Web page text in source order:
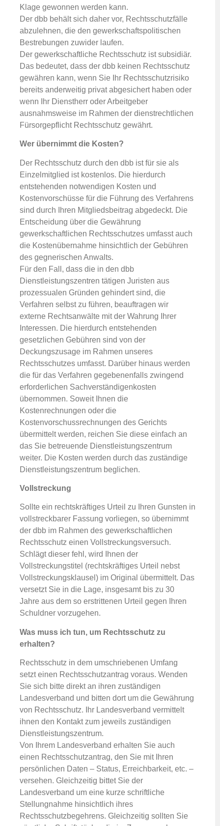
Klage gewonnen werden kann.
Der dbb behält sich daher vor, Rechtsschutzfälle
abzulehnen, die den gewerkschaftspolitischen
Bestrebungen zuwider laufen.
Der gewerkschaftliche Rechtsschutz ist subsidiär.
Das bedeutet, dass der dbb keinen Rechtsschutz
gewähren kann, wenn Sie Ihr Rechtsschutzrisiko
bereits anderweitig privat abgesichert haben oder
wenn Ihr Dienstherr oder Arbeitgeber
ausnahmsweise im Rahmen der dienstrechtlichen
Fürsorgepflicht Rechtsschutz gewährt.
Wer übernimmt die Kosten?
Der Rechtsschutz durch den dbb ist für sie als
Einzelmitglied ist kostenlos. Die hierdurch
entstehenden notwendigen Kosten und
Kostenvorschüsse für die Führung des Verfahrens
sind durch Ihren Mitgliedsbeitrag abgedeckt. Die
Entscheidung über die Gewährung
gewerkschaftlichen Rechtsschutzes umfasst auch
die Kostenübernahme hinsichtlich der Gebühren
des gegnerischen Anwalts.
Für den Fall, dass die in den dbb
Dienstleistungszentren tätigen Juristen aus
prozessualen Gründen gehindert sind, die
Verfahren selbst zu führen, beauftragen wir
externe Rechtsanwälte mit der Wahrung Ihrer
Interessen. Die hierdurch entstehenden
gesetzlichen Gebühren sind von der
Deckungszusage im Rahmen unseres
Rechtsschutzes umfasst. Darüber hinaus werden
die für das Verfahren gegebenenfalls zwingend
erforderlichen Sachverständigenkosten
übernommen. Soweit Ihnen die
Kostenrechnungen oder die
Kostenvorschussrechnungen des Gerichts
übermittelt werden, reichen Sie diese einfach an
das Sie betreuende Dienstleistungszentrum
weiter. Die Kosten werden durch das zuständige
Dienstleistungszentrum beglichen.
Vollstreckung
Sollte ein rechtskräftiges Urteil zu Ihren Gunsten in
vollstreckbarer Fassung vorliegen, so übernimmt
der dbb im Rahmen des gewerkschaftlichen
Rechtsschutz einen Vollstreckungsversuch.
Schlägt dieser fehl, wird Ihnen der
Vollstreckungstitel (rechtskräftiges Urteil nebst
Vollstreckungsklausel) im Original übermittelt. Das
versetzt Sie in die Lage, insgesamt bis zu 30
Jahre aus dem so erstrittenen Urteil gegen Ihren
Schuldner vorzugehen.
Was muss ich tun, um Rechtsschutz zu
erhalten?
Rechtsschutz in dem umschriebenen Umfang
setzt einen Rechtsschutzantrag voraus. Wenden
Sie sich bitte direkt an ihren zuständigen
Landesverband und bitten dort um die Gewährung
von Rechtsschutz. Ihr Landesverband vermittelt
ihnen den Kontakt zum jeweils zuständigen
Dienstleistungszentrum.
Von Ihrem Landesverband erhalten Sie auch
einen Rechtsschutzantrag, den Sie mit Ihren
persönlichen Daten – Status, Erreichbarkeit, etc. –
versehen. Gleichzeitig bittet Sie der
Landesverband um eine kurze schriftliche
Stellungnahme hinsichtlich ihres
Rechtsschutzbegehrens. Gleichzeitig sollten Sie